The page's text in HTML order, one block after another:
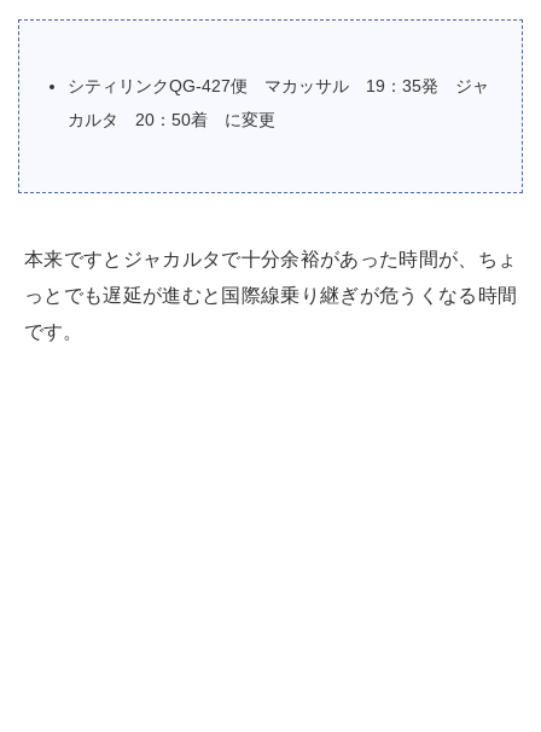
シティリンクQG-427便 マカッサル 19：35発 ジャ
カルタ 20：50着 に変更
本来ですとジャカルタで十分余裕があった時間が、ちょ
っとでも遅延が進むと国際線乗り継ぎが危うくなる時間
です。